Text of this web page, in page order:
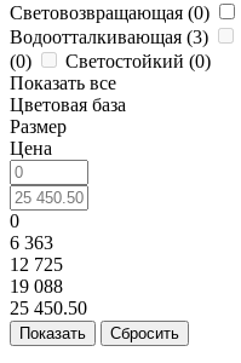
Световозвращающая (0)
Водоотталкивающая (3)
(0) Светостойкий (0)
Показать все
Цветовая база
Размер
Цена
0
6 363
12 725
19 088
25 450.50
Сбросить